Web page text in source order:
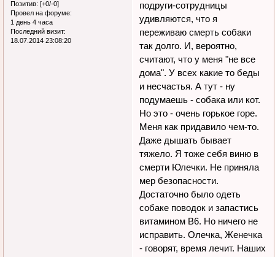
Позитив: [+0/-0]
Провел на форуме:
1 день 4 часа
Последний визит:
18.07.2014 23:08:20
подруги-сотрудницы
удивляются, что я
переживаю смерть собаки
так долго. И, вероятно,
считают, что у меня "не все
дома". У всех какие то беды
и несчастья. А тут - ну
подумаешь - собака или кот.
Но это - очень горькое горе.
Меня как придавило чем-то.
Даже дышать бывает
тяжело. Я тоже себя виню в
смерти Юлечки. Не приняла
мер безопасности.
Достаточно было одеть
собаке поводок и запастись
витамином В6. Но ничего не
исправить. Олечка, Женечка
- говорят, время лечит. Наших